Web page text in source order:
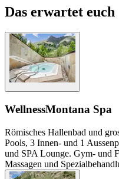
Das erwartet euch
WellnessMontana Spa
Römisches Hallenbad und
Pools, 3 Innen- und 1
und SPA Lounge. Gym- und
Massagen und